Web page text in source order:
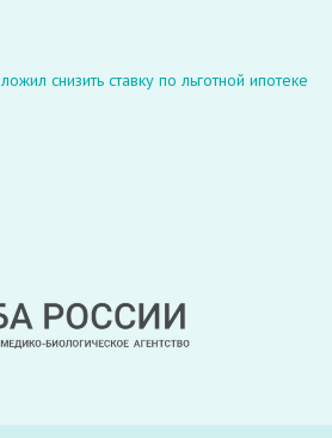
снизить ставку по льготной ипотеке